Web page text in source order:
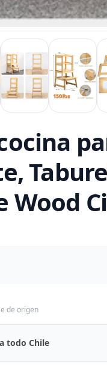
Wood
de origen
todo Chile